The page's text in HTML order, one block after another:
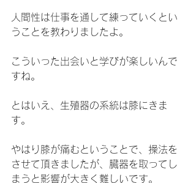
人間性は仕事を通して練っていくとい
うことを教わりましたよ。
こういった出会いと学びが楽しいんで
すね。
とはいえ、生殖器の系統は膝にきま
す。
やはり膝が痛むということで、操法を
させて頂きましたが、臓器を取ってし
まうと影響が大きく難しいです。